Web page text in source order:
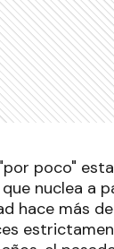
poco"
nuclea a
hace más